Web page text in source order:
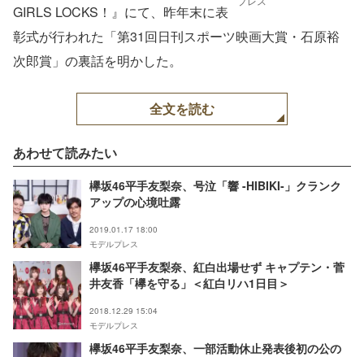
GIRLS LOCKS！』にて、昨年末に表
彰式が行われた「第31回日刊スポーツ映画大賞・石原裕
次郎賞」の裏話を明かした。
全文を読む
あわせて読みたい
欅坂46平手友梨奈、号泣「響 -HIBIKI-」クランク
アップの心境吐露
2019.01.17 18:00
モデルプレス
欅坂46平手友梨奈、紅白出場せず キャプテン・菅
井友香「欅を守る」＜紅白リハ1日目＞
2018.12.29 15:04
モデルプレス
欅坂46平手友梨奈、一部活動休止発表後初の公の